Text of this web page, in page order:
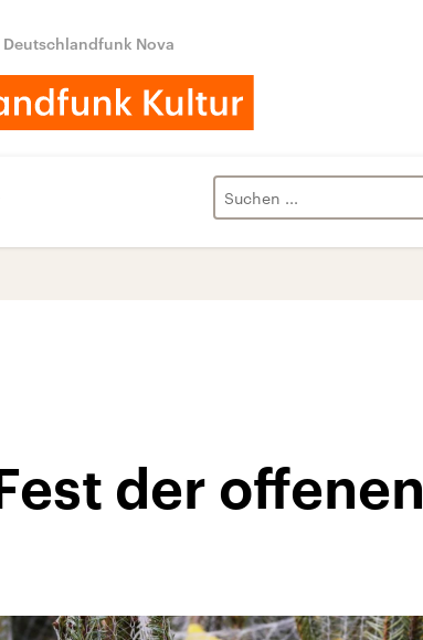
Deutschlandfunk Nova
der offenen